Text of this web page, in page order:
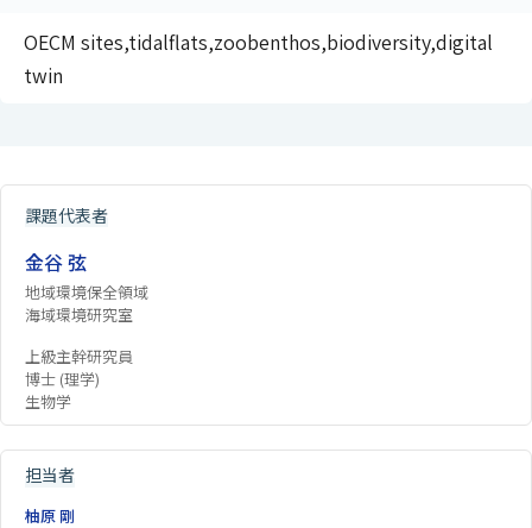
OECM sites,tidalflats,zoobenthos,biodiversity,digital
twin
課題代表者
金谷 弦
地域環境保全領域
海域環境研究室
上級主幹研究員
博士 (理学)
生物学
担当者
柚原 剛